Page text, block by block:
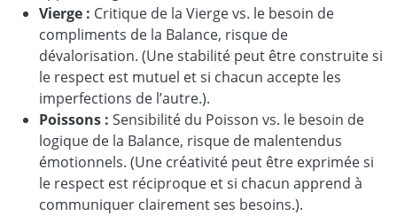
Vierge : Critique de la Vierge vs. le besoin de
compliments de la Balance, risque de
dévalorisation. (Une stabilité peut être construite si
le respect est mutuel et si chacun accepte les
imperfections de l’autre.).
Poissons : Sensibilité du Poisson vs. le besoin de
logique de la Balance, risque de malentendus
émotionnels. (Une créativité peut être exprimée si
le respect est réciproque et si chacun apprend à
communiquer clairement ses besoins.).